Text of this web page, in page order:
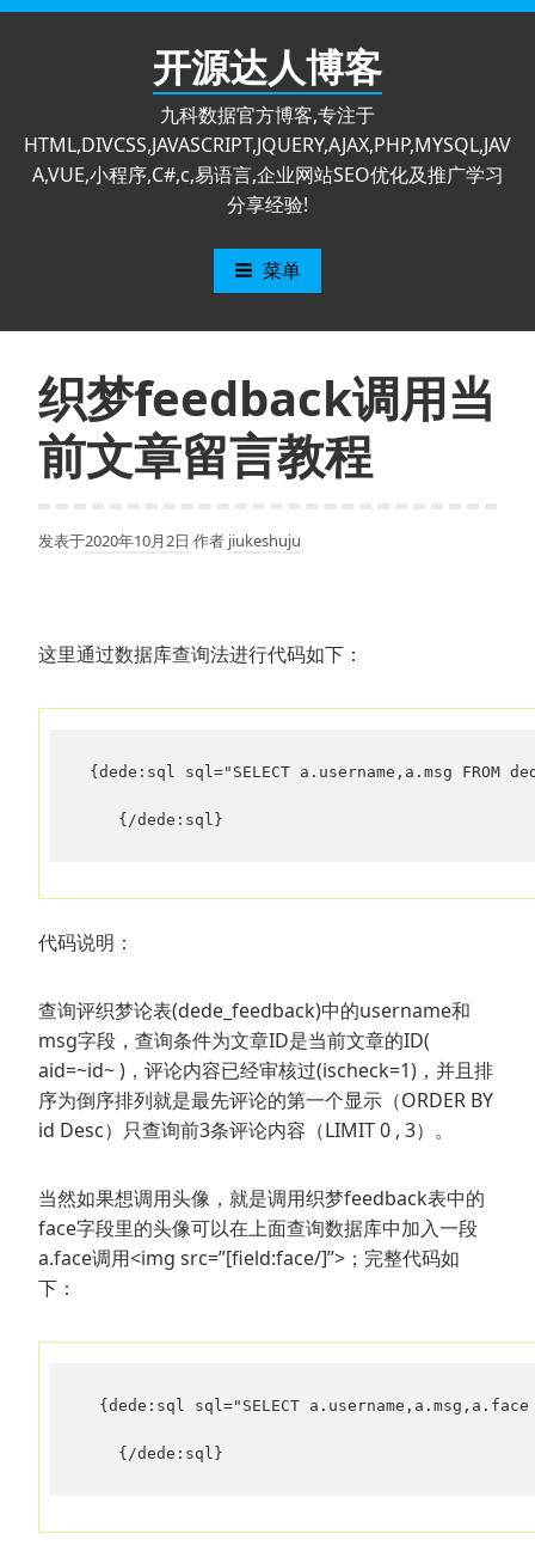
跳
开源达人博客
九科数据官方博客,专注于
HTML,DIVCSS,JAVASCRIPT,JQUERY,AJAX,PHP,MYSQL,JAV
A,VUE,小程序,C#,c,易语言,企业网站SEO优化及推广学习
分享经验!
菜单
织梦feedback调用当
前文章留言教程
发表于2020年10月2日 作者 jiukeshuju
这里通过数据库查询法进行代码如下：
{dede:sql sql="SELECT a.username,a.msg
    {/dede:sql}
代码说明：
查询评织梦论表(dede_feedback)中的username和
msg字段，查询条件为文章ID是当前文章的ID(
aid=~id~ )，评论内容已经审核过(ischeck=1)，并且排
序为倒序排列就是最先评论的第一个显示（ORDER BY
id Desc）只查询前3条评论内容（LIMIT 0 , 3）。
当然如果想调用头像，就是调用织梦feedback表中的
face字段里的头像可以在上面查询数据库中加入一段
a.face调用<img src=”[field:face/]”>；完整代码如
下：
{dede:sql sql="SELECT
    {/dede:sql}